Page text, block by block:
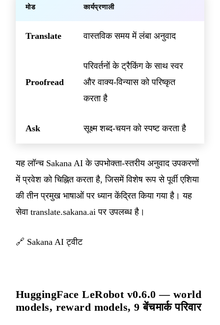
मोड कार्यप्रणाली
Translate वास्तविक समय में लंबा अनुवाद
Proofread
परिवर्तनों के ट्रैकिंग के साथ स्वर
और वाक्य-विन्यास को परिष्कृत
करता है
Ask सूक्ष्म शब्द-चयन को स्पष्ट करता है
यह लॉन्च Sakana AI के उपभोक्ता-स्तरीय अनुवाद उपकरणों
में प्रवेश को चिह्नित करता है, जिसमें विशेष रूप से पूर्वी एशिया
की तीन प्रमुख भाषाओं पर ध्यान केंद्रित किया गया है। यह
सेवा translate.sakana.ai पर उपलब्ध है।
🔗 Sakana AI ट्वीट
HuggingFace LeRobot v0.6.0 — world
models, reward models, 9 बेंचमार्क परिवार